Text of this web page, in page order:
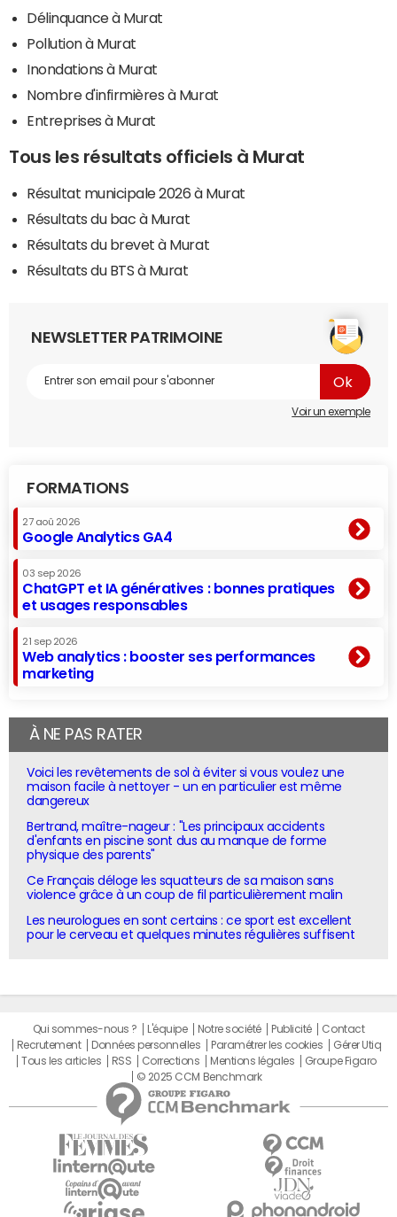
Délinquance à Murat
Pollution à Murat
Inondations à Murat
Nombre d'infirmières à Murat
Entreprises à Murat
Tous les résultats officiels à Murat
Résultat municipale 2026 à Murat
Résultats du bac à Murat
Résultats du brevet à Murat
Résultats du BTS à Murat
NEWSLETTER PATRIMOINE
Voir un exemple
FORMATIONS
27 aoû 2026
Google Analytics GA4
03 sep 2026
ChatGPT et IA génératives : bonnes pratiques
et usages responsables
21 sep 2026
Web analytics : booster ses performances
marketing
À NE PAS RATER
Voici les revêtements de sol à éviter si vous voulez une
maison facile à nettoyer - un en particulier est même
dangereux
Bertrand, maître-nageur : "Les principaux accidents
d'enfants en piscine sont dus au manque de forme
physique des parents"
Ce Français déloge les squatteurs de sa maison sans
violence grâce à un coup de fil particulièrement malin
Les neurologues en sont certains : ce sport est excellent
pour le cerveau et quelques minutes régulières suffisent
Qui sommes-nous ? L'équipe Notre société Publicité
Contact
Recrutement
Données personnelles Paramétrer les cookies
Gérer Utiq
Tous les articles
RSS Corrections Mentions légales
Groupe Figaro
© 2025 CCM Benchmark